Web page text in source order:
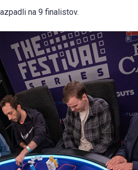
na 9 finalistov.